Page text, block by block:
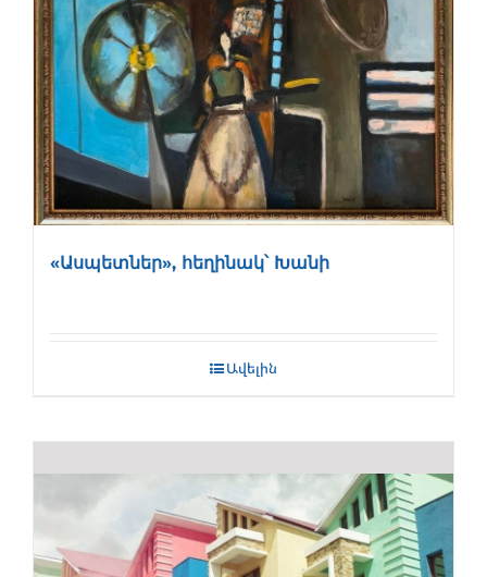
«Ասպետներ», հեղինակ՝ Խանի
Ավելին